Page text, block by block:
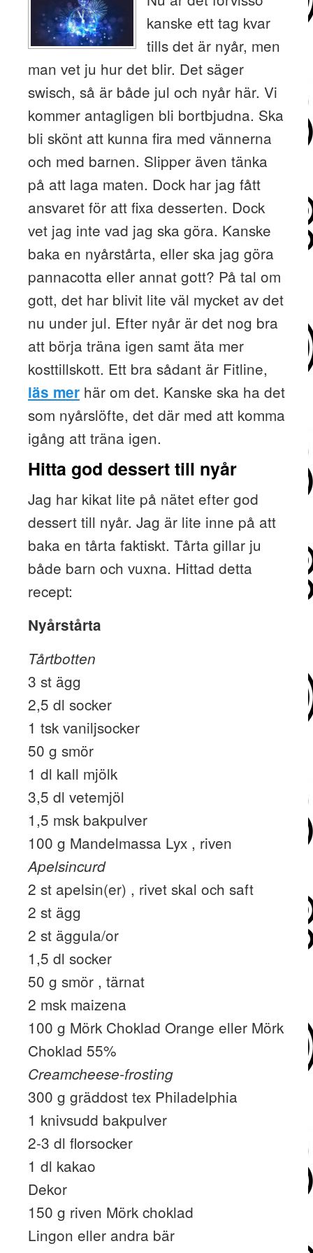
kanske ett tag kvar
tills det är nyår, men
man vet ju hur det blir. Det säger
swisch, så är både jul och nyår här. Vi
kommer antagligen bli bortbjudna. Ska
bli skönt att kunna fira med vännerna
och med barnen. Slipper även tänka
på att laga maten. Dock har jag fått
ansvaret för att fixa desserten. Dock
vet jag inte vad jag ska göra. Kanske
baka en nyårstårta, eller ska jag göra
pannacotta eller annat gott? På tal om
gott, det har blivit lite väl mycket av det
nu under jul. Efter nyår är det nog bra
att börja träna igen samt äta mer
kosttillskott. Ett bra sådant är Fitline,
läs merhär om det. Kanske ska ha det
som nyårslöfte, det där med att komma
igång att träna igen.
Hitta god dessert till nyår
Jag har kikat lite på nätet efter god
dessert till nyår. Jag är lite inne på att
baka en tårta faktiskt. Tårta gillar ju
både barn och vuxna. Hittad detta
recept:
Nyårstårta
Tårtbotten
3 st ägg
2,5 dl socker
1 tsk vaniljsocker
50 g smör
1 dl kall mjölk
3,5 dl vetemjöl
1,5 msk bakpulver
100 g Mandelmassa Lyx , riven
Apelsincurd
2 st apelsin(er) , rivet skal och saft
2 st ägg
2 st äggula/or
1,5 dl socker
50 g smör , tärnat
2 msk maizena
100 g Mörk Choklad Orange eller Mörk
Choklad 55%
Creamcheese-frosting
300 g gräddost tex Philadelphia
1 knivsudd bakpulver
2-3 dl florsocker
1 dl kakao
Dekor
150 g riven Mörk choklad
Lingon eller andra bär